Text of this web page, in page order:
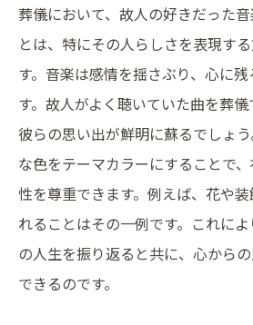
葬儀において、故人の好きだった
とは、特にその人らしさを表現す
す。音楽は感情を揺さぶり、心に
す。故人がよく聴いていた曲を葬儀
彼らの思い出が鮮明に蘇るでしょ
な色をテーマカラーにすることで
性を尊重できます。例えば、花や
れることはその一例です。これに
の人生を振り返ると共に、心から
できるのです。